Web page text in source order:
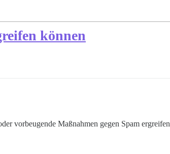
können
vorbeugende Maßnahmen gegen Spam ergreifen